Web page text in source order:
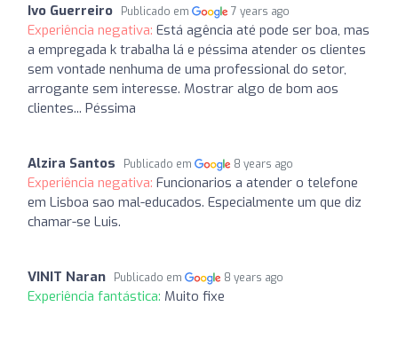
Ivo Guerreiro Publicado em 7 years ago
Experiência negativa: Está agência até pode ser boa, mas
a empregada k trabalha lá e péssima atender os clientes
sem vontade nenhuma de uma professional do setor,
arrogante sem interesse. Mostrar algo de bom aos
clientes... Péssima
Alzira Santos Publicado em 8 years ago
Experiência negativa: Funcionarios a atender o telefone
em Lisboa sao mal-educados. Especialmente um que diz
chamar-se Luis.
VINIT Naran Publicado em 8 years ago
Experiência fantástica: Muito fixe